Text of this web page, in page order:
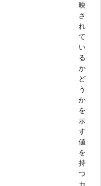
映
さ
れ
て
い
る
か
ど
う
か
を
示
す
値
を
持
つ
カ